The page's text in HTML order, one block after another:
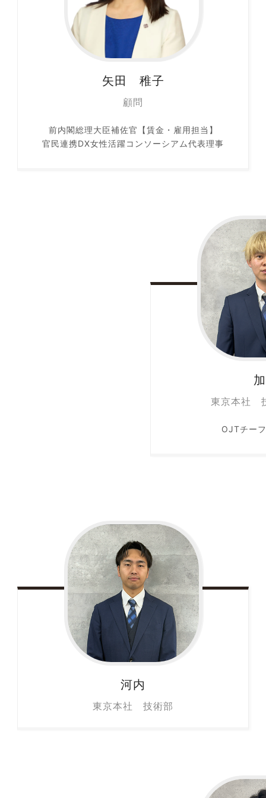
矢田 稚子
顧問
前内閣総理大臣補佐官【賃金・雇用担当】
官民連携DX女性活躍コンソーシアム代表理事
東京本社
OJTチー
河内
東京本社 技術部